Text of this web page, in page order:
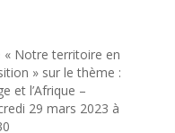
« Notre territoire en
» sur le thème :
et l’Afrique –
29 mars 2023 à